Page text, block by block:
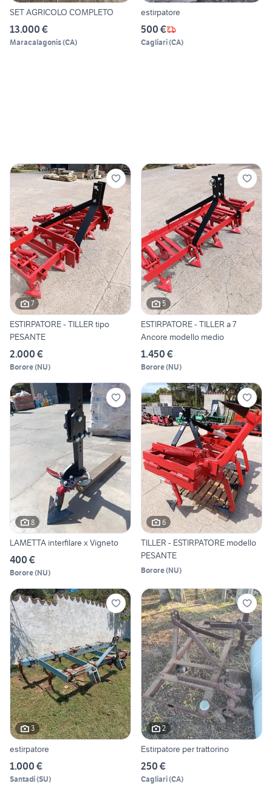
SET AGRICOLO COMPLETO
13.000 €
Maracalagonis(CA)
estirpatore
500 €
Cagliari(CA)
7
ESTIRPATORE - TILLER tipo
PESANTE
2.000 €
Borore(NU)
5
ESTIRPATORE - TILLER a 7
Ancore modello medio
1.450 €
Borore(NU)
8
LAMETTA interfilare x Vigneto
400 €
Borore(NU)
6
TILLER - ESTIRPATORE modello
PESANTE
Borore(NU)
3
estirpatore
1.000 €
Santadi(SU)
2
Estirpatore per trattorino
250 €
Cagliari(CA)